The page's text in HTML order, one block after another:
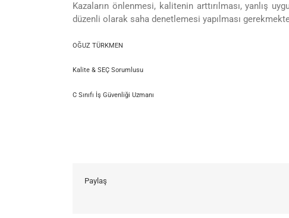
Kazaların önlenmesi, kalitenin arttırılması, yanlış
düzenli olarak saha denetlemesi yapılması
OĞUZ TÜRKMEN
Kalite & SEÇ Sorumlusu
C Sınıfı İş Güvenliği Uzmanı
Paylaş